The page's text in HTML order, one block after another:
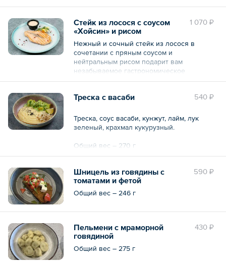
Общий вес – 280 г
1 070 ₽
Стейк из лосося с соусом
«Хойсин» и рисом
Нежный и сочный стейк из лосося в
сочетании с пряным соусом и
нейтральным рисом подарит вам
незабываемое гастрономическое
удовольствие.
Общий вес – 342 г 540 ₽
Треска с васаби
Треска, соус васаби, кунжут, лайм, лук
зеленый, крахмал кукурузный.
Общий вес – 270 г
590 ₽
Шницель из говядины с
томатами и фетой
Общий вес – 246 г
430 ₽
Пельмени с мраморной
говядиной
Общий вес – 275 г